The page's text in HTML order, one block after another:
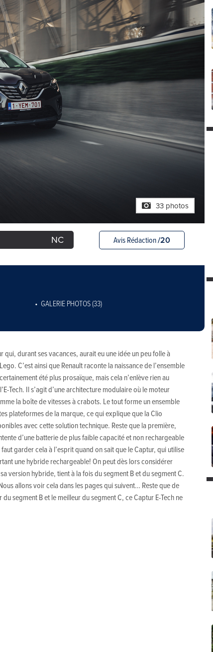
33 photos
NC Avis Rédaction/20
GALERIE PHOTOS (33)
durant ses vacances, aurait eu une idée un peu folle à
C’est ainsi que Renault raconte la naissance de l’ensemble
été plus prosaïque, mais cela n’enlève rien au
Tech. Il s’agit d’une architecture modulaire où le moteur
la boîte de vitesses à crabots. Le tout forme un ensemble
plateformes de la marque, ce qui explique que la Clio
avec cette solution technique. Reste que la première,
d’une batterie de plus faible capacité et non rechargeable
garder cela à l’esprit quand on sait que le Captur, qui utilise
une hybride rechargeable! On peut dès lors considérer
version hybride, tient à la fois du segment B et du segment C.
allons voir cela dans les pages qui suivent… Reste que de
segment B et le meilleur du segment C, ce Captur E-Tech ne